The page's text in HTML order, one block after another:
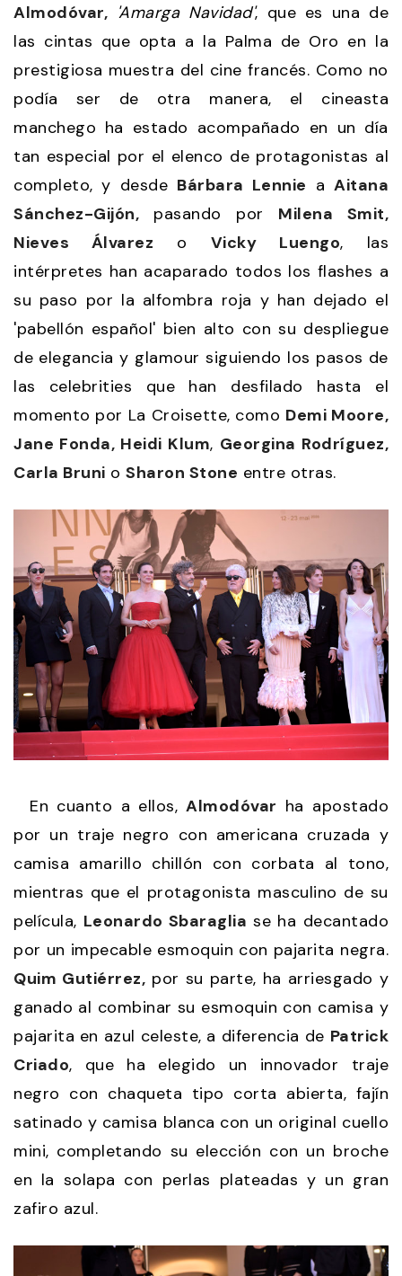
Almodóvar, 'Amarga Navidad', que es una de
las cintas que opta a la Palma de Oro en la
prestigiosa muestra del cine francés. Como no
podía ser de otra manera, el cineasta
manchego ha estado acompañado en un día
tan especial por el elenco de protagonistas al
completo, y desde Bárbara Lennie aAitana
Sánchez-Gijón, pasando por Milena Smit,
Nieves Álvarez o Vicky Luengo, las
intérpretes han acaparado todos los flashes a
su paso por la alfombra roja y han dejado el
'pabellón español' bien alto con su despliegue
de elegancia y glamour siguiendo los pasos de
las celebrities que han desfilado hasta el
momento por La Croisette, como Demi Moore,
Jane Fonda, Heidi Klum, Georgina Rodríguez,
Carla Bruni o Sharon Stone entre otras.
En cuanto a ellos,Almodóvar ha apostado
por un traje negro con americana cruzada y
camisa amarillo chillón con corbata al tono,
mientras que el protagonista masculino de su
película, Leonardo Sbaraglia se ha decantado
por un impecable esmoquin con pajarita negra.
Quim Gutiérrez, por su parte, ha arriesgado y
ganado al combinar su esmoquin con camisa y
pajarita en azul celeste, a diferencia de Patrick
Criado, que ha elegido un innovador traje
negro con chaqueta tipo corta abierta, fajín
satinado y camisa blanca con un original cuello
mini, completando su elección con un broche
en la solapa con perlas plateadas y un gran
zafiro azul.